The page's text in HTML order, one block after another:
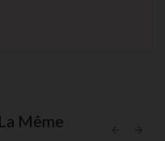
Même